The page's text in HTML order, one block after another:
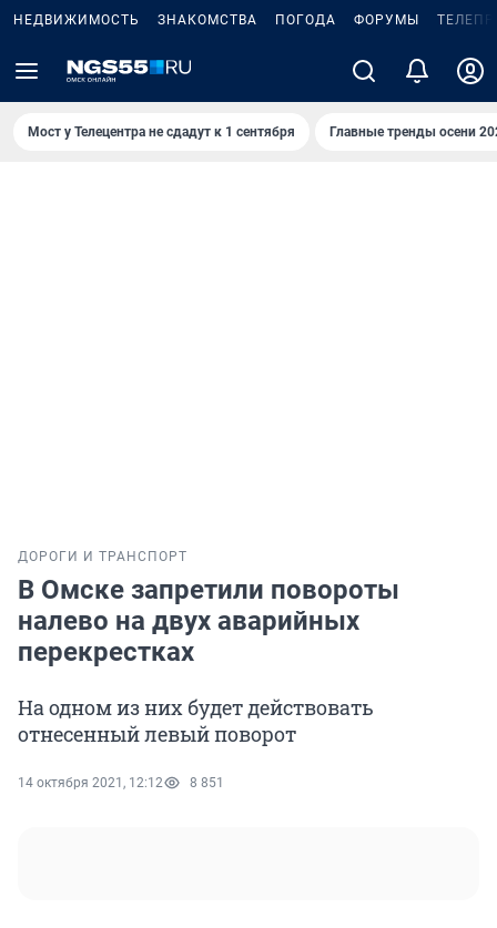
НЕДВИЖИМОСТЬ ЗНАКОМСТВА ПОГОДА ФОРУМЫ
Мост у Телецентра не сдадут к 1 сентября Главные тренды осени
ДОРОГИ И ТРАНСПОРТ
В Омске запретили повороты
налево на двух аварийных
перекрестках
На одном из них будет действовать
отнесенный левый поворот
14 октября 2021, 12:12 8 851